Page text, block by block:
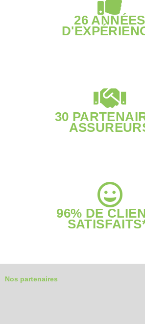
26 ANNÉES
30
96% DE
Nos partenaires